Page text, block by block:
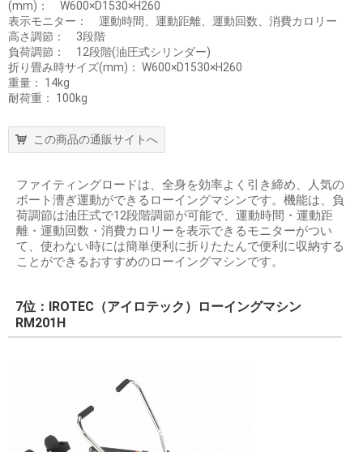
(mm)： W600×D1530×H260
表示モニター： 運動時間、運動距離、運動回数、消費カロリー
高さ調節： 3段階
負荷調節： 12段階(油圧式シリンダー)
折り畳み時サイズ(mm)： W600×D1530×H260
重量： 14kg
耐荷重： 100kg
この商品の通販サイトへ
ファイティングロードは、全身を効率よく引き締め、人気の
ボート漕ぎ運動ができるローイングマシンです。機能は、負
荷調節は油圧式で12段階調節が可能で、運動時間・運動距
離・運動回数・消費カロリーを表示できるモニターがつい
て、使わない時には簡単便利に折りたたんで便利に収納する
ことができるおすすめのローイングマシンです。
7位：IROTEC（アイロテック）ローイングマシン
RM201H